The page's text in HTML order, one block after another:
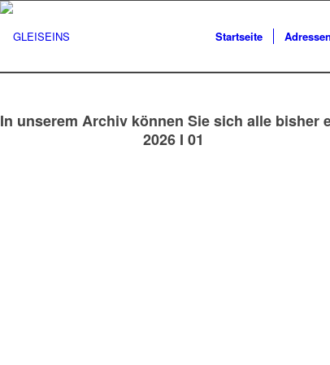
Startseite
In unserem Archiv können Sie sich alle bisher
2026 I 01